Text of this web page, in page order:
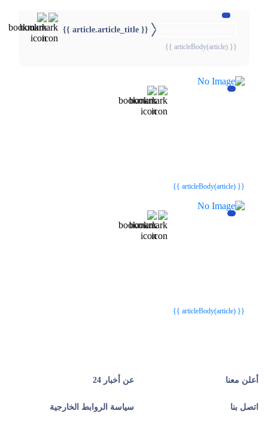
{{ article.article_title }}
{{ articleBody(article) }}
{{ articleBody(article) }}
{{ articleBody(article) }}
أعلن معنا عن أخبار 24
اتصل بنا سياسة الروابط الخارجية